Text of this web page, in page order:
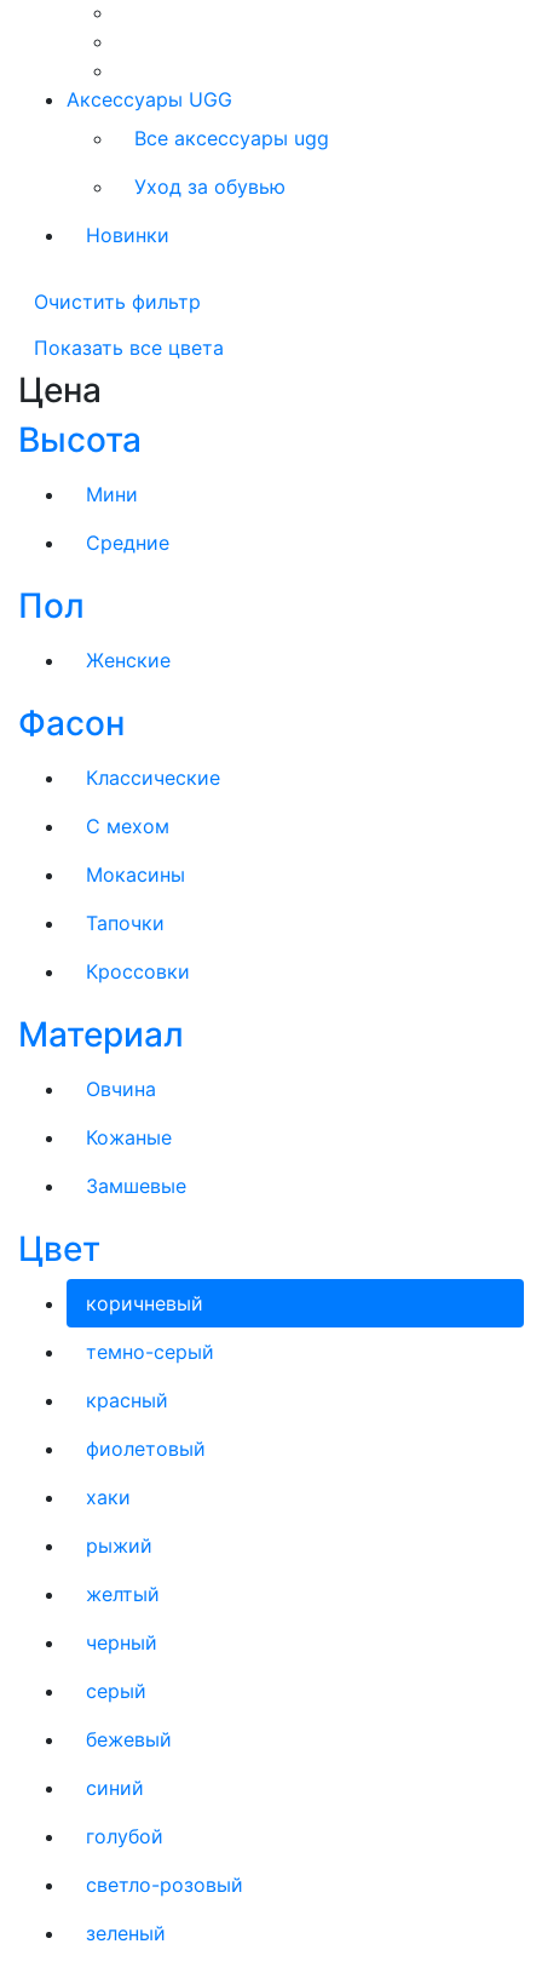
Аксессуары UGG
Все аксессуары ugg
Уход за обувью
Новинки
Очистить фильтр
Показать все цвета
Цена
Высота
Мини
Средние
Пол
Женские
Фасон
Классические
C мехом
Мокасины
Тапочки
Кроссовки
Материал
Овчина
Кожаные
Замшевые
Цвет
коричневый
темно-серый
красный
фиолетовый
хаки
рыжий
желтый
черный
серый
бежевый
синий
голубой
светло-розовый
зеленый